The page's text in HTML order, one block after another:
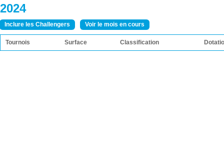
2024
Inclure les Challengers Voir le mois en cours
Tournois Surface Classification